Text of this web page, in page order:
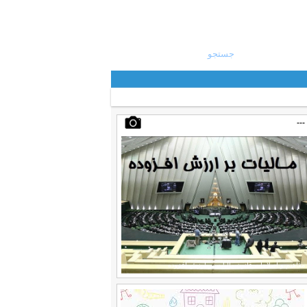
---
مفاهیم و اصلاحات قانون مالیات بر ارزش افزوده